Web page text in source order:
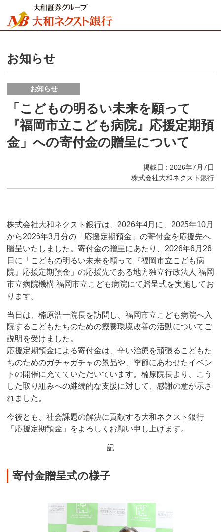
お知らせ
お知らせ
「こどもの明るい未来を願って
『福岡市立こども病院』応援定期預
金」への寄付金の贈呈について
掲載日 : 2026年7月7日
株式会社大和ネクスト銀行
株式会社大和ネクスト銀行は、2026年4月に、2025年10月
から2026年3月分の「応援定期預金」の寄付金を応援先へ
贈呈いたしました。寄付金の贈呈にあたり、2026年6月26
日に「こどもの明るい未来を願って『福岡市立こども病
院』応援定期預金」の応援先である地方独立行政法人 福岡
市立病院機構 福岡市立こども病院にて贈呈式を実施してお
ります。
当日は、楠原浩一院長を訪問し、福岡市立こども病院へ入
院するこどもたちのための療養環境改善の活動についてご
説明を受けました。
応援定期預金による寄付金は、辛い治療を頑張るこどもた
ちのためのガチャガチャの景品や、季節にあわせたイベン
トの開催に充てていただいています。楠原院長より、こう
した取り組みへの継続的な支援に対して、感謝の意が示さ
れました。
今後とも、社会課題の解決に貢献する大和ネクスト銀行
「応援定期預金」をよろしくお願い申し上げます。
記
寄付金贈呈式の様子